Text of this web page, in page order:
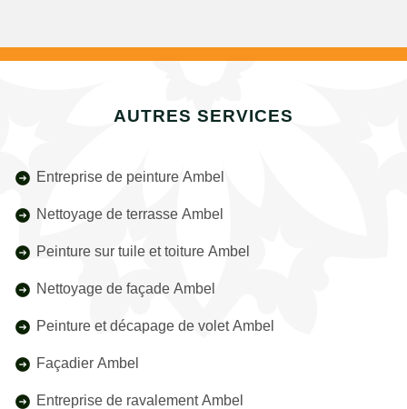
AUTRES SERVICES
Entreprise de peinture Ambel
Nettoyage de terrasse Ambel
Peinture sur tuile et toiture Ambel
Nettoyage de façade Ambel
Peinture et décapage de volet Ambel
Façadier Ambel
Entreprise de ravalement Ambel